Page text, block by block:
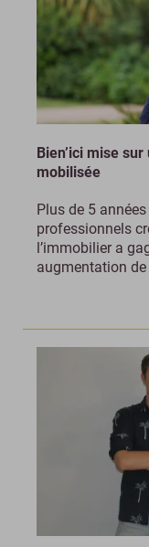
Bien’ici mise
mobilisée
Plus de 5
professionnels
l’immobilier a
augmentation de